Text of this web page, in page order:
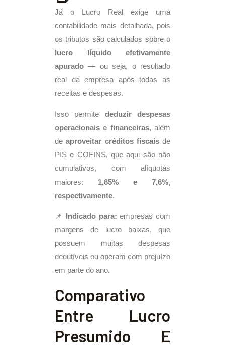
Já o Lucro Real exige uma
contabilidade mais detalhada, pois
os tributos são calculados sobre o
lucro líquido efetivamente
apurado — ou seja, o resultado
real da empresa após todas as
receitas e despesas.
Isso permite deduzir despesas
operacionais e financeiras, além
deaproveitar créditos fiscaisde
PIS e COFINS, que aqui são não
cumulativos, com alíquotas
maiores: 1,65% e 7,6%,
respectivamente.
📌 Indicado para: empresas com
margens de lucro baixas, que
possuem muitas despesas
dedutíveis ou operam com prejuízo
em parte do ano.
Comparativo
Entre Lucro
Presumido E